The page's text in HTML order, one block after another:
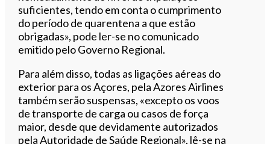
suficientes, tendo em conta o cumprimento
do período de quarentena a que estão
obrigadas», pode ler-se no comunicado
emitido pelo Governo Regional.
Para além disso, todas as ligações aéreas do
exterior para os Açores, pela Azores Airlines
também serão suspensas, «excepto os voos
de transporte de carga ou casos de força
maior, desde que devidamente autorizados
pela Autoridade de Saúde Regional», lê-se na